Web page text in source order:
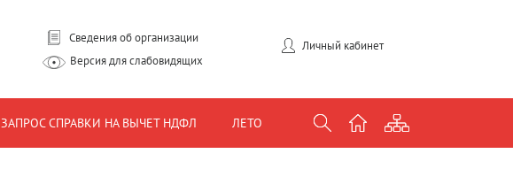
Сведения об организации
Версия для слабовидящих
Личный кабинет
ЗАПРОС СПРАВКИ НА ВЫЧЕТ НДФЛ ЛЕТО